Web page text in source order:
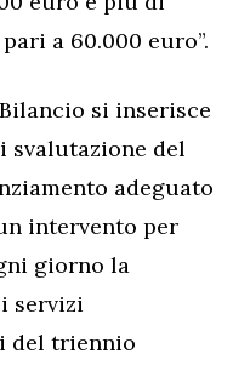
a 60.000 euro”.
si inserisce
svalutazione del
adeguato
intervento per
giorno la
servizi
del triennio